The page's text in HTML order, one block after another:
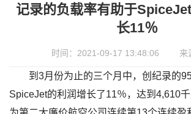
记录的负载率有助于
长11％
时间：2021-09-17 13:48:06 来
到3月份为止的三个月中，创纪录的
SpiceJet的利润增长了11％，达到4,610